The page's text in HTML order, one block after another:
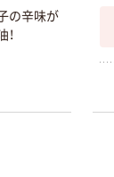
の辛味が